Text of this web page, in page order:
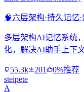
🧠六层架构·持久记忆
多层架构AI记忆系统
化，解决AI助手上下
55.3k 201
0%推荐
steipete
A